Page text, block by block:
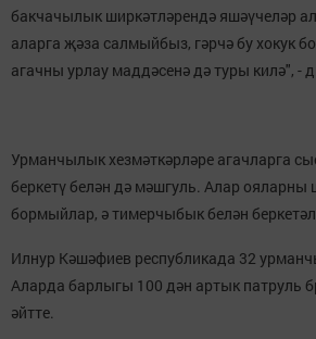
бакчачылык ширкәтләрендә яшәүчеләр
аларга җәза салмыйбыз, гәрчә бу хокук
агачны урлау маддәсенә дә туры килә", -
Урманчылык хезмәткәрләре агачларга
беркетү белән дә мәшгуль. Алар ояларны
бормыйлар, ә тимерчыбык белән
Илнур Кәшәфиев республикада 32
Аларда барлыгы 100 дән артык патруль
әйтте.